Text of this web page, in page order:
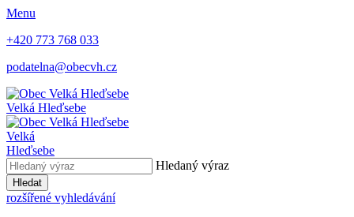
Menu
+420 773 768 033
podatelna@obecvh.cz
Velká Hleďsebe
Velká
Hleďsebe
Hledaný výraz
Hledat
rozšířené vyhledávání